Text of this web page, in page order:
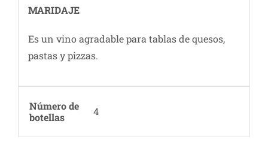
MARIDAJE
Es un vino agradable para tablas de quesos,
pastas y pizzas.
Número de
botellas
4